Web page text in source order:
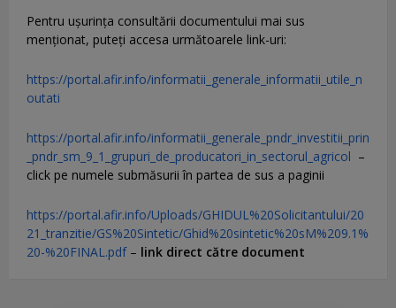
Pentru uşurinţa consultării documentului mai sus
menţionat, puteţi accesa următoarele link-uri:
https://portal.afir.info/informatii_generale_informatii_utile_n
outati
https://portal.afir.info/informatii_generale_pndr_investitii_prin
_pndr_sm_9_1_grupuri_de_producatori_in_sectorul_agricol –
click pe numele submăsurii în partea de sus a paginii
https://portal.afir.info/Uploads/GHIDUL%20Solicitantului/20
21_tranzitie/GS%20Sintetic/Ghid%20sintetic%20sM%209.1%
20-%20FINAL.pdf– link direct către document